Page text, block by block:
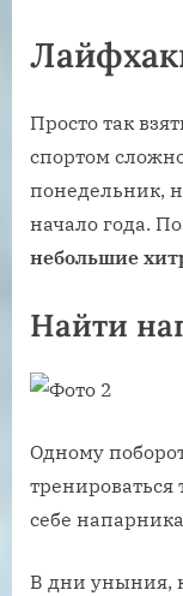
Просто так
спортом
понедельник,
начало года.
небольшие
Найти
Одному
себе
В дни уныния,